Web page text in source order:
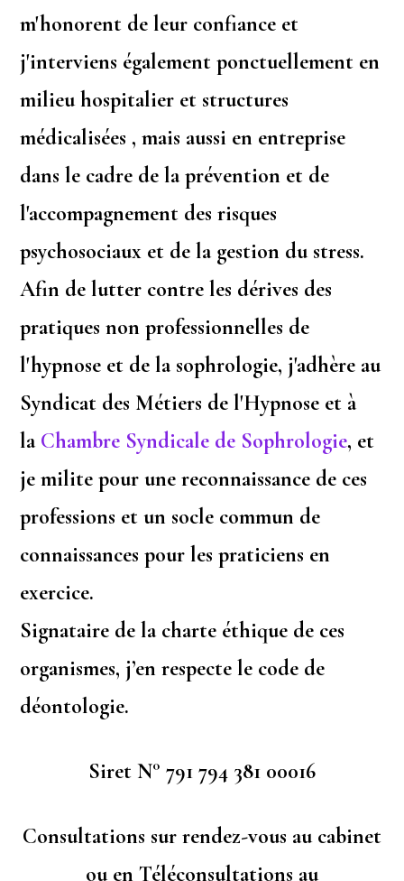
m'honorent de leur confiance et
j'interviens également ponctuellement en
milieu hospitalier et structures
médicalisées , mais aussi en entreprise
dans le cadre de la prévention et de
l'accompagnement des risques
psychosociaux et de la gestion du stress.
Afin de lutter contre les dérives des
pratiques non professionnelles de
l'hypnose et de la sophrologie, j'adhère au
Syndicat des Métiers de l'Hypnose et à
la Chambre Syndicale de Sophrologie, et
je milite pour une reconnaissance de ces
professions et un socle commun de
connaissances pour les praticiens en
exercice.
Signataire de la charte éthique de ces
organismes, j’en respecte le code de
déontologie.
Siret N° 791 794 381 00016
Consultations sur rendez-vous au cabinet
ou en Téléconsultations au